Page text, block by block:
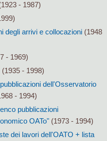
- 1987)
degli arrivi e collocazioni (1948
- 1969)
(1935 - 1998)
dell'Osservatorio
- 1994)
pubblicazioni
OATo"(1973 - 1994)
dei lavori dell'OATO + lista